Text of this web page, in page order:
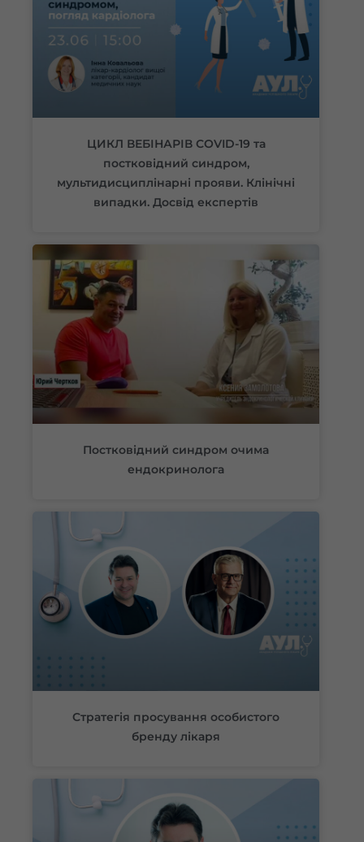
ЦИКЛ ВЕБІНАРІВ COVID-19 та
постковідний синдром,
мультидисциплінарні прояви. Клінічні
випадки. Досвід експертів
Постковідний синдром очима
ендокринолога
Стратегія просування особистого
бренду лікаря